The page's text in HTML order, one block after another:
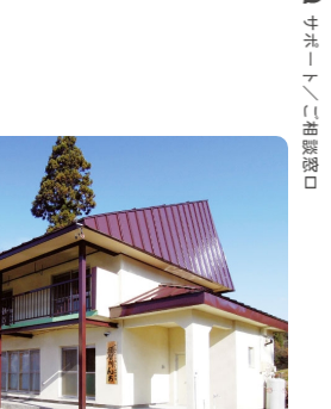
サポート／ご相談窓口